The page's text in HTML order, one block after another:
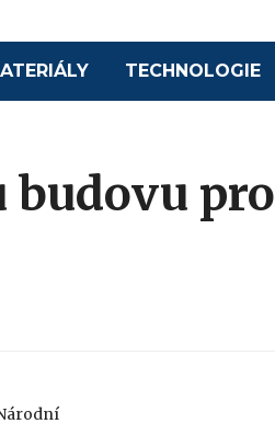
TECHNOLOGIE
budovu pro